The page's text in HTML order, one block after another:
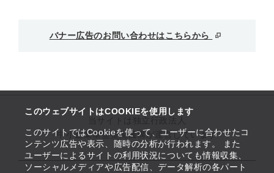
このウェブサイトはCOOKIEを使用します
このサイトではCookieを使って、ユーザーに合わせたコ
ンテンツ広告や表示、随時の分析が行われます。 また
ユーザーによるサイトの利用状況についても情報収集、
ソーシャルメディアや広告配信、データ解析の各パート
バナー広告のお問い合わせはこちらから
中小企業基盤整備機構が運営しています